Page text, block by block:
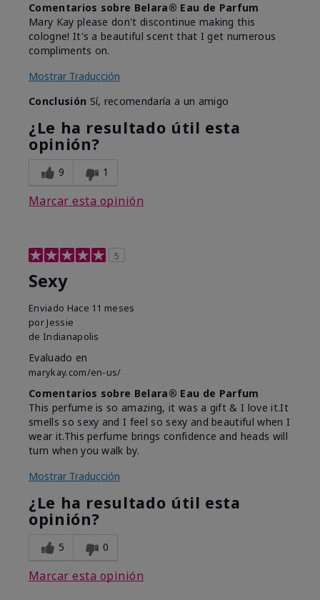
Comentarios sobre Belara® Eau de Parfum
Mary Kay please don't discontinue making this
cologne! It's a beautiful scent that I get numerous
compliments on.
Mostrar Traducción
Conclusión Sí, recomendaría a un amigo
¿Le ha resultado útil esta
opinión?
9 1
Marcar esta opinión
5
Sexy
Enviado Hace 11 meses
por Jessie
de Indianapolis
Evaluado en
marykay.com/en-us/
Comentarios sobre Belara® Eau de Parfum
This perfume is so amazing, it was a gift & I love it.It
smells so sexy and I feel so sexy and beautiful when I
wear it.This perfume brings confidence and heads will
turn when you walk by.
Mostrar Traducción
¿Le ha resultado útil esta
opinión?
5 0
Marcar esta opinión